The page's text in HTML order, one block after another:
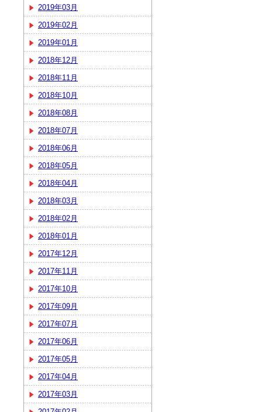
2019年03月
2019年02月
2019年01月
2018年12月
2018年11月
2018年10月
2018年08月
2018年07月
2018年06月
2018年05月
2018年04月
2018年03月
2018年02月
2018年01月
2017年12月
2017年11月
2017年10月
2017年09月
2017年07月
2017年06月
2017年05月
2017年04月
2017年03月